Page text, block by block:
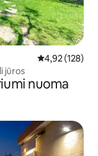
Vidutinis
4,92 (128)
jūros
nuoma